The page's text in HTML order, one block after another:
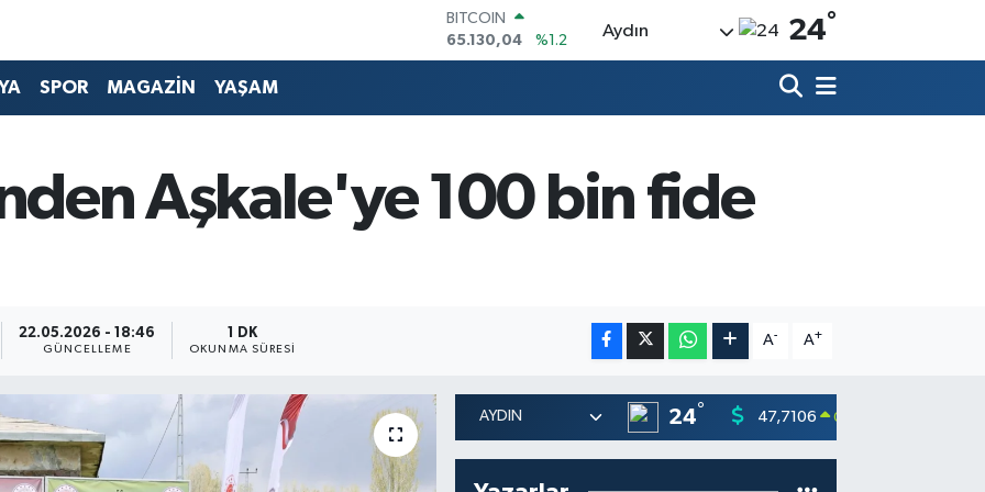
DOLAR
47,7106
%0.17
STERLİN
6648.99
%2.59
BİST100
13.773
%-19
Aydın 24°
SPOR MAGAZİN YAŞAM
Aşkale'ye 100 bin fide
22.05.2026 - 18:46
GÜNCELLEME
1 DK
OKUNMA SÜRESI
A- A+
24° 47,7106 0.17